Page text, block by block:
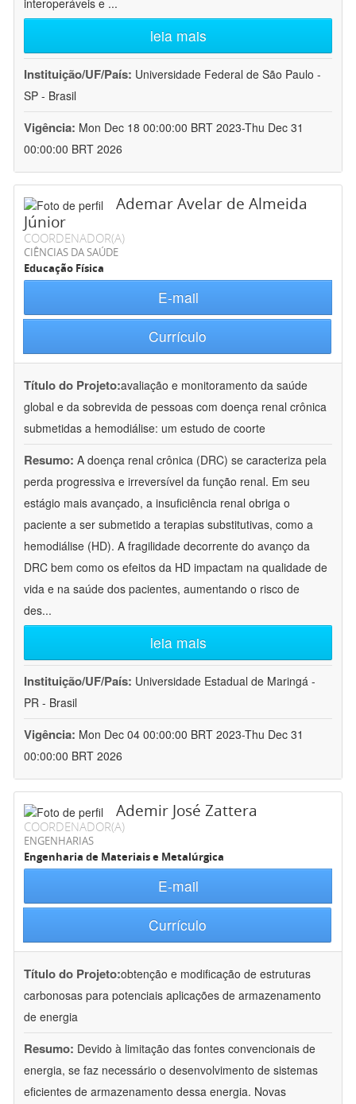
interoperáveis e ...
leia mais
Instituição/UF/País: Universidade Federal de São Paulo -
SP - Brasil
Vigência: Mon Dec 18 00:00:00 BRT 2023-Thu Dec 31
00:00:00 BRT 2026
Ademar Avelar de Almeida
Júnior
COORDENADOR(A)
CIÊNCIAS DA SAÚDE
Educação Física
E-mail
Currículo
Título do Projeto:avaliação e monitoramento da saúde
global e da sobrevida de pessoas com doença renal crônica
submetidas a hemodiálise: um estudo de coorte
Resumo: A doença renal crônica (DRC) se caracteriza pela
perda progressiva e irreversível da função renal. Em seu
estágio mais avançado, a insuficiência renal obriga o
paciente a ser submetido a terapias substitutivas, como a
hemodiálise (HD). A fragilidade decorrente do avanço da
DRC bem como os efeitos da HD impactam na qualidade de
vida e na saúde dos pacientes, aumentando o risco de
des...
leia mais
Instituição/UF/País: Universidade Estadual de Maringá -
PR - Brasil
Vigência: Mon Dec 04 00:00:00 BRT 2023-Thu Dec 31
00:00:00 BRT 2026
Ademir José Zattera
COORDENADOR(A)
ENGENHARIAS
Engenharia de Materiais e Metalúrgica
E-mail
Currículo
Título do Projeto:obtenção e modificação de estruturas
carbonosas para potenciais aplicações de armazenamento
de energia
Resumo: Devido à limitação das fontes convencionais de
energia, se faz necessário o desenvolvimento de sistemas
eficientes de armazenamento dessa energia. Novas